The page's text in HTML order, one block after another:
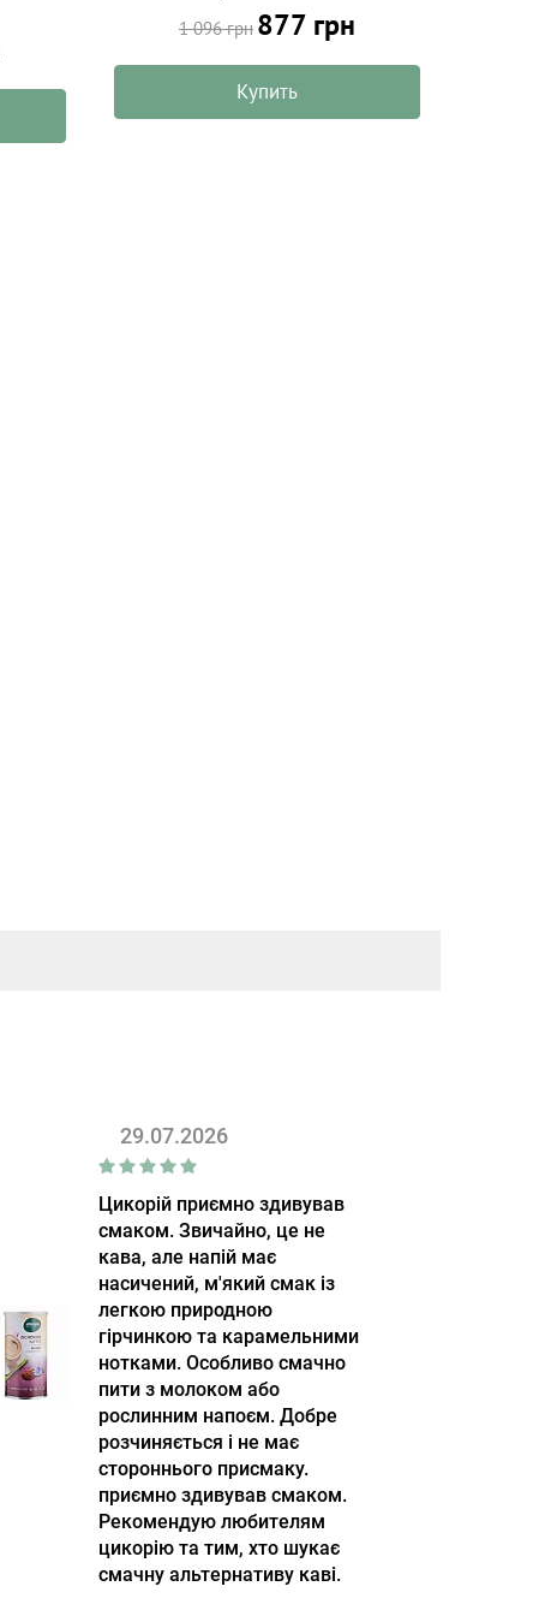
1 096 грн 877 грн
Купить
29.07.2026
Цикорій приємно здивував
смаком. Звичайно, це не
кава, але напій має
насичений, м'який смак із
легкою природною
гірчинкою та карамельними
нотками. Особливо смачно
пити з молоком або
рослинним напоєм. Добре
розчиняється і не має
стороннього присмаку.
приємно здивував смаком.
Рекомендую любителям
цикорію та тим, хто шукає
смачну альтернативу каві.